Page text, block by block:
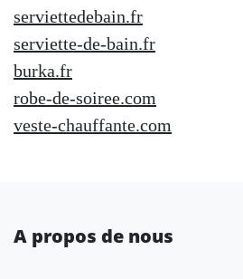
serviettedebain.fr
serviette-de-bain.fr
burka.fr
robe-de-soiree.com
veste-chauffante.com
A propos de nous